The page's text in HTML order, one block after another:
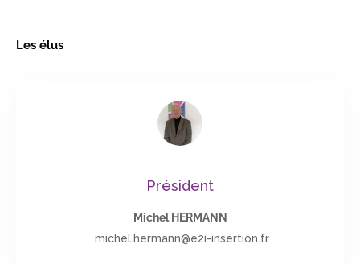
Les élus
Président
Michel HERMANN
michel.hermann@e2i-insertion.fr